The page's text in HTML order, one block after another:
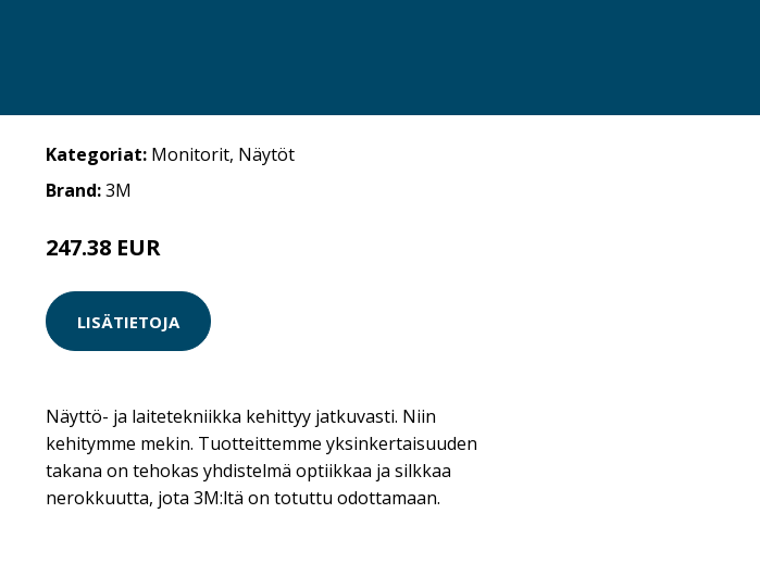
Kategoriat: Monitorit, Näytöt
Brand:3M
247.38 EUR
LISÄTIETOJA
Näyttö- ja laitetekniikka kehittyy jatkuvasti. Niin
kehitymme mekin. Tuotteittemme yksinkertaisuuden
takana on tehokas yhdistelmä optiikkaa ja silkkaa
nerokkuutta, jota 3M:ltä on totuttu odottamaan.